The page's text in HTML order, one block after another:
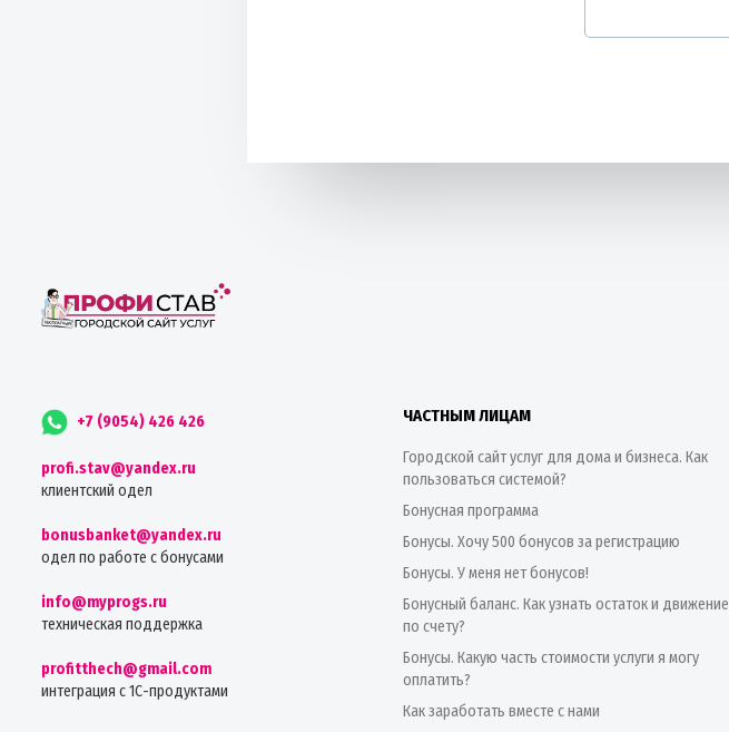
+7 (9054) 426 426
profi.stav@yandex.ru
клиентский одел
bonusbanket@yandex.ru
одел по работе с бонусами
info@myprogs.ru
техническая поддержка
profitthech@gmail.com
интеграция с 1С-продуктами
ЧАСТНЫМ ЛИЦАМ
Городской сайт услуг для дома и бизнеса. Как
пользоваться системой?
Бонусная программа
Бонусы. Хочу 500 бонусов за регистрацию
Бонусы. У меня нет бонусов!
Бонусный баланс. Как узнать остаток и движение
по счету?
Бонусы. Какую часть стоимости услуги я могу
оплатить?
Как заработать вместе с нами